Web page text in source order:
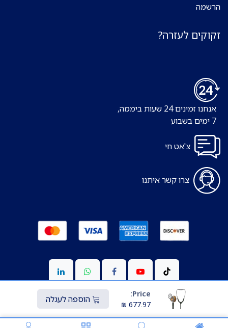
Price:
677.97
₪ הוספה לעגלה
הרשמה
זקוקים לעזרה?
אנחנו זמינים 24 שעות ביממה,
צ'אט חי
צרו קשר איתנו
מופעל ע"י
Transparo.io